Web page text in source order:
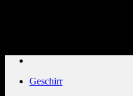
Geschirr